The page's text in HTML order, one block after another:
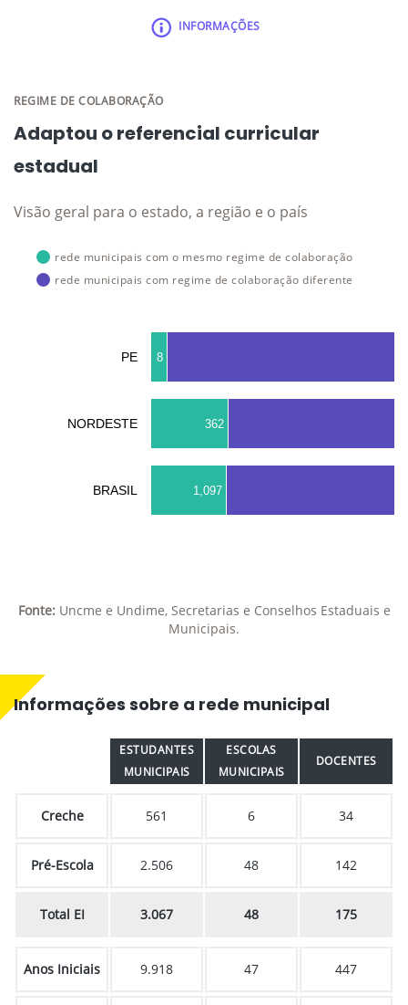
INFORMAÇÕES
REGIME DE COLABORAÇÃO
Adaptou o referencial curricular
estadual
Visão geral para o estado, a região e o país
rede municipais com o mesmo regime de colaboração
rede municipais com regime de colaboração diferente
PE
NORDESTE
BRASIL
8
362
1,097
Fonte:Uncme e Undime, Secretarias e Conselhos Estaduais e
Municipais.
Informações sobre a rede municipal
ESTUDANTES
MUNICIPAIS
ESCOLAS
MUNICIPAIS
DOCENTES
Creche 561 6 34
Pré-Escola 2.506 48 142
Total EI 3.067 48 175
Anos Iniciais 9.918 47 447